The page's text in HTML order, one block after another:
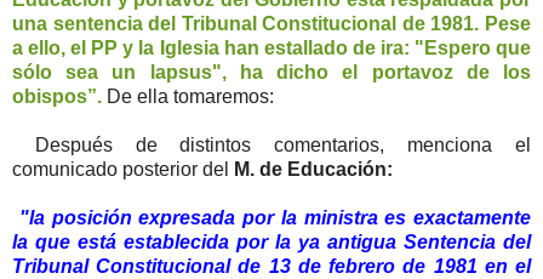
una sentencia del Tribunal Constitucional de 1981. Pese
a ello, el PP y la Iglesia han estallado de ira: "Espero que
sólo sea un lapsus", ha dicho el portavoz de los
obispos”. De ella tomaremos:
Después de distintos comentarios, menciona el
comunicado posterior del
M. de Educación:
"la posición expresada por la ministra es exactamente
la que está establecida por la ya antigua Sentencia del
Tribunal Constitucional de 13 de febrero de 1981 en el